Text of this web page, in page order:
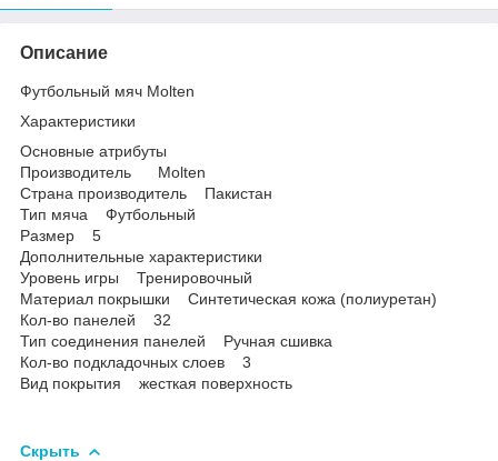
Описание
Футбольный мяч Molten
Характеристики
Основные атрибуты
Производитель Molten
Страна производитель Пакистан
Тип мяча Футбольный
Размер 5
Дополнительные характеристики
Уровень игры Тренировочный
Материал покрышки Синтетическая кожа (полиуретан)
Кол-во панелей 32
Тип соединения панелей Ручная сшивка
Кол-во подкладочных слоев 3
Вид покрытия жесткая поверхность
Скрыть